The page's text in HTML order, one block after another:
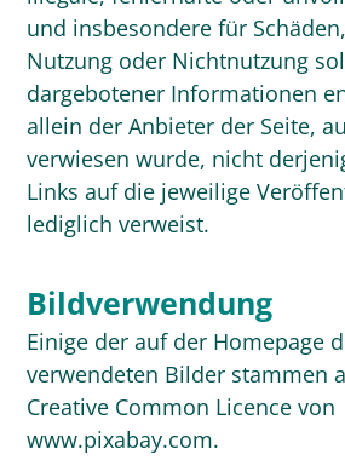
und insbesondere für
Nutzung oder Nichtnutzung
dargebotener Informationen
allein der Anbieter der Seite,
verwiesen wurde, nicht
Links auf die jeweilige
lediglich verweist.
Bildverwendung
Einige der auf der Homepage
verwendeten Bilder stammen
Creative Common Licence von
www.pixabay.com.